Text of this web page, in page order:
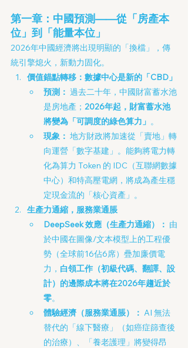
第一章：中國預測——從「房產本
位」到「能量本位」
2026年中國經濟將出現明顯的「換檔」，傳
統引擎熄火，新動力固化。
價值錨點轉移：數據中心是新的「CBD」
預測： 過去二十年，中國財富蓄水池
是房地產； 2026年起，財富蓄水池
將變為「可調度的綠色算力」 。
現象： 地方財政將加速從「賣地」轉
向運營「數字基建」。能夠將電力轉
化為算力 Token 的 IDC（互聯網數據
中心）和特高壓電網，將成為產生穩
定現金流的「核心資產」。
生產力通縮，服務業通脹
DeepSeek 效應（生產力通縮）： 由
於中國在圖像/文本模型上的工程優
勢（全球前16佔6席）疊加廉價電
力， 白領工作（初級代碼、翻譯、設
計）的邊際成本將在2026年趨近於
零。
體驗經濟（服務業通脹）： AI 無法
替代的「線下醫療」（如癌症篩查後
的治療）、「養老護理」將變得昂